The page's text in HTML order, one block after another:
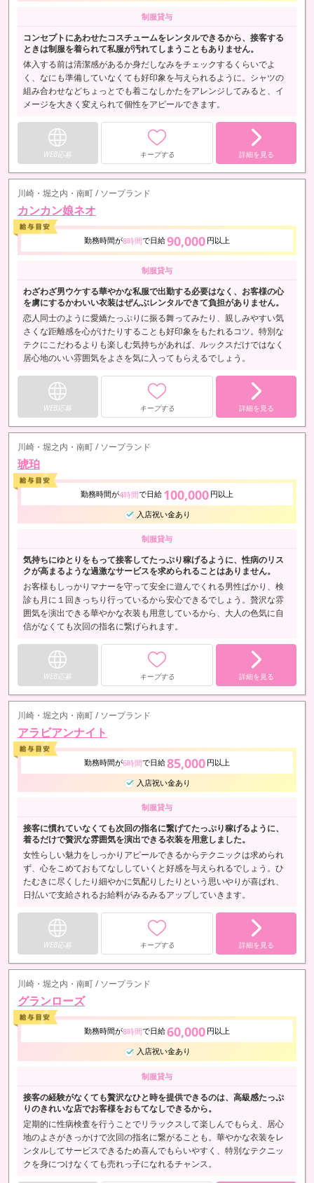
制服貸与
コンセプトにあわせたコスチュームをレンタルできるから、接客する
ときは制服を着られて私服が汚れてしまうこともありません。
体入する前は清潔感があるか身だしなみをチェックするくらいでよ
く、なにも準備していなくても好印象を与えられるように。シャツの
組み合わせなどちょっとでも着こなしかたをアレンジしてみると、イ
メージを大きく変えられて個性をアピールできます。
WEB応募 キープする 詳細を見る
川崎・堀之内・南町 / ソープランド
カンカン娘ネオ
勤務時間が8時間で日給90,000 円以上
制服貸与
わざわざ男ウケする華やかな私服で出勤する必要はなく、お客様の心
を虜にするかわいい衣装はぜんぶレンタルできて負担がありません。
恋人同士のように愛嬌たっぷりに振る舞ってみたり、親しみやすい気
さくな距離感を心がけたりすることも好印象をもたれるコツ。特別な
テクにこだわるよりも楽しむ気持ちがあれば、ルックスだけではなく
居心地のいい雰囲気をよさを気に入ってもらえるでしょう。
WEB応募 キープする 詳細を見る
川崎・堀之内・南町 / ソープランド
琥珀
勤務時間が4時間で日給 100,000 円以上
入店祝い金あり
制服貸与
気持ちにゆとりをもって接客してたっぷり稼げるように、性病のリス
クが高まるような過激なサービスを求められることはありません。
お客様もしっかりマナーを守って安全に遊んでくれる男性ばかり、検
診も月に１回きっちり行っているから安心できるでしょう。贅沢な雰
囲気を演出できる華やかな衣装も用意しているから、大人の色気に自
信がなくても次回の指名に繋げられます。
WEB応募 キープする 詳細を見る
川崎・堀之内・南町 / ソープランド
アラビアンナイト
勤務時間が6時間で日給85,000 円以上
入店祝い金あり
制服貸与
接客に慣れていなくても次回の指名に繋げてたっぷり稼げるように、
着るだけで贅沢な雰囲気を演出できる衣装を用意しました。
女性らしい魅力をしっかりアピールできるからテクニックは求められ
ず、心をこめておもてなししていくと好感を与えられるでしょう。ひ
たむきに尽くしたり細やかに気配りしたりという思いやりが喜ばれ、
日払いで支給されるお給料がみるみるアップしていきます。
WEB応募 キープする 詳細を見る
川崎・堀之内・南町 / ソープランド
グランローズ
勤務時間が8時間で日給60,000 円以上
入店祝い金あり
制服貸与
接客の経験がなくても贅沢なひと時を提供できるのは、高級感たっぷ
りのきれいな店でお客様をおもてなしできるから。
定期的に性病検査を行うことでリラックスして楽しんでもらえ、居心
地のよさがきっかけで次回の指名に繋がることも。華やかな衣装をレ
ンタルしてサービスできるため喜んでもらいやすく、特別なテクニッ
クを身につけなくても売れっ子になれるチャンス。